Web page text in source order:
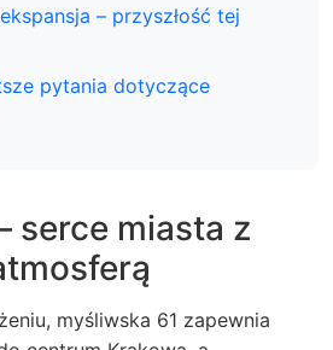
– przyszłość tej
pytania dotyczące
serce miasta z
myśliwska 61 zapewnia